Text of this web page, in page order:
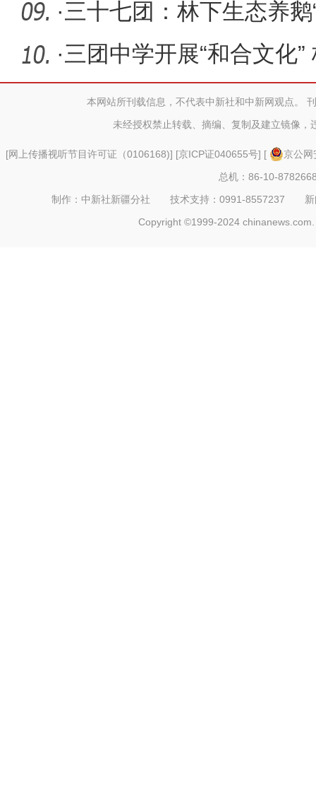
篇章
·三十七团：林下生态养鹅
·三团中学开展“和合文化
周活动
本网站所刊载信息，不代表中新社和中新网观点。
未经授权禁止转载、摘编、复制及建立镜像，
[网上传播视听节目许可证（0106168)] [京ICP证040655号] [
京公
总机：86-10-
制作：中新社新疆分社 技术支持：0991-8557237
Copyright ©1999-2024